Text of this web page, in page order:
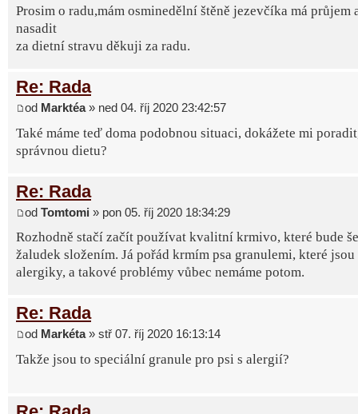
Prosim o radu,mám osminedělní štěně jezevčíka má průjem
nasadit
za dietní stravu děkuji za radu.
Re: Rada
od Marktéa» ned 04. říj 2020 23:42:57
Také máme teď doma podobnou situaci, dokážete mi
správnou dietu?
Re: Rada
od Tomtomi » pon 05. říj 2020 18:34:29
Rozhodně stačí začít používat kvalitní krmivo, které bude
žaludek složením. Já pořád krmím psa granulemi, které
alergiky, a takové problémy vůbec nemáme potom.
Re: Rada
od Markéta» stř 07. říj 2020 16:13:14
Takže jsou to speciální granule pro psi s alergií?